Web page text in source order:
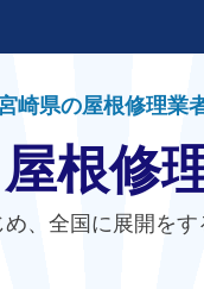
崎県の屋根修理業
根修
、全国に展開を